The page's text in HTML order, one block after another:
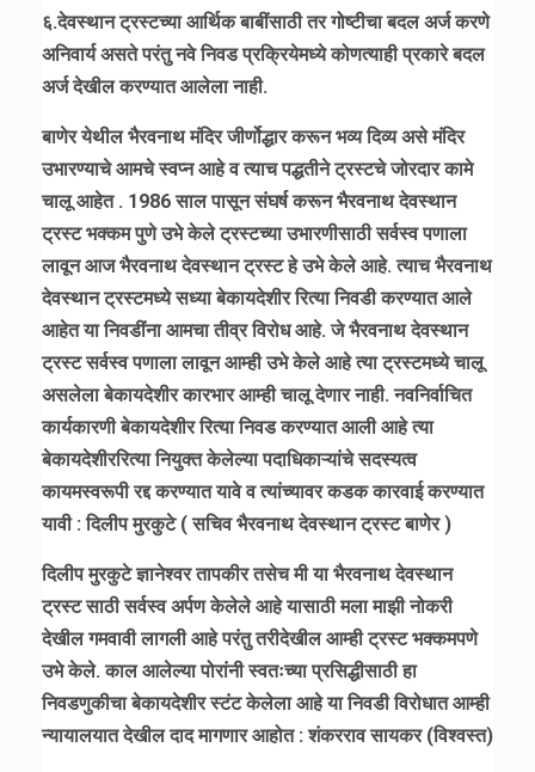
६.देवस्थान ट्रस्टच्या आर्थिक बाबींसाठी तर गोष्टीचा बदल अर्ज करणे
अनिवार्य असते परंतु नवे निवड प्रक्रियेमध्ये कोणत्याही प्रकारे बदल
अर्ज देखील करण्यात आलेला नाही.
बाणेर येथील भैरवनाथ मंदिर जीर्णोद्धार करून भव्य दिव्य असे मंदिर
उभारण्याचे आमचे स्वप्न आहे व त्याच पद्धतीने ट्रस्टचे जोरदार कामे
चालू आहेत . 1986 साल पासून संघर्ष करून भैरवनाथ देवस्थान
ट्रस्ट भक्कम पुणे उभे केले ट्रस्टच्या उभारणीसाठी सर्वस्व पणाला
लावून आज भैरवनाथ देवस्थान ट्रस्ट हे उभे केले आहे. त्याच भैरवनाथ
देवस्थान ट्रस्टमध्ये सध्या बेकायदेशीर रित्या निवडी करण्यात आले
आहेत या निवडींना आमचा तीव्र विरोध आहे. जे भैरवनाथ देवस्थान
ट्रस्ट सर्वस्व पणाला लावून आम्ही उभे केले आहे त्या ट्रस्टमध्ये चालू
असलेला बेकायदेशीर कारभार आम्ही चालू देणार नाही. नवनिर्वाचित
कार्यकारणी बेकायदेशीर रित्या निवड करण्यात आली आहे त्या
बेकायदेशीररित्या नियुक्त केलेल्या पदाधिकाऱ्यांचे सदस्यत्व
कायमस्वरूपी रद्द करण्यात यावे व त्यांच्यावर कडक कारवाई करण्यात
यावी : दिलीप मुरकुटे ( सचिव भैरवनाथ देवस्थान ट्रस्ट बाणेर )
दिलीप मुरकुटे ज्ञानेश्वर तापकीर तसेच मी या भैरवनाथ देवस्थान
ट्रस्ट साठी सर्वस्व अर्पण केलेले आहे यासाठी मला माझी नोकरी
देखील गमवावी लागली आहे परंतु तरीदेखील आम्ही ट्रस्ट भक्कमपणे
उभे केले. काल आलेल्या पोरांनी स्वतःच्या प्रसिद्धीसाठी हा
निवडणुकीचा बेकायदेशीर स्टंट केलेला आहे या निवडी विरोधात आम्ही
न्यायालयात देखील दाद मागणार आहोत : शंकरराव सायकर (विश्वस्त)